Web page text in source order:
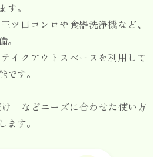
す。
ツ口コンロや食器洗浄機など、
イクアウトスペースを利用して
です。
け」などニーズに合わせた使い方
ます。